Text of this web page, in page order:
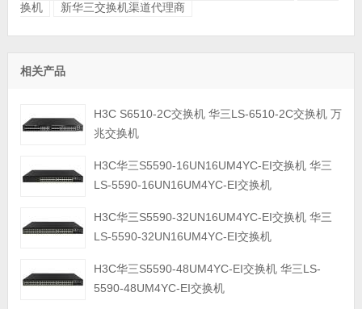
换机
新华三交换机渠道代理商
相关产品
H3C S6510-2C交换机 华三LS-6510-2C交换机 万
兆交换机
H3C华三S5590-16UN16UM4YC-EI交换机 华三
LS-5590-16UN16UM4YC-EI交换机
H3C华三S5590-32UN16UM4YC-EI交换机 华三
LS-5590-32UN16UM4YC-EI交换机
H3C华三S5590-48UM4YC-EI交换机 华三LS-
5590-48UM4YC-EI交换机